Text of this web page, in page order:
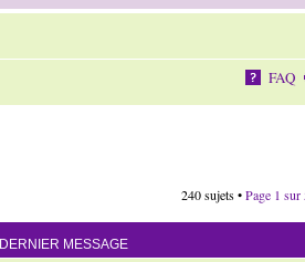
FAQ
240 sujets •Page 1 sur
DERNIER MESSAGE